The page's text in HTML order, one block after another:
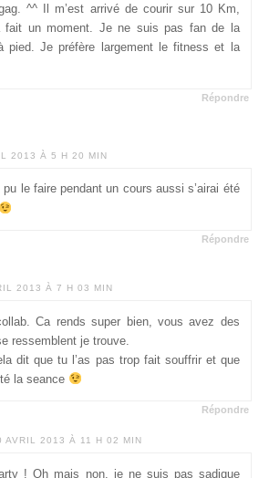
^^ Il m’est arrivé de courir sur 10 Km,
fait un moment. Je ne suis pas fan de la
pied. Je préfère largement le fitness et la
Répondre
2013 À 5 H 20 MIN
pu le faire pendant un cours aussi s’airai été
Répondre
2013 À 7 H 03 MIN
Ca rends super bien, vous avez des
ressemblent je trouve.
dit que tu l’as pas trop fait souffrir et que
la seance
Répondre
AVRIL 2013 À 11 H 02 MIN
! Oh mais non, je ne suis pas sadique